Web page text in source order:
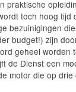
praktische
toch hoog tijd
bezuinigingen
budget!) zijn
geheel worden
de Dienst een
motor die op drie